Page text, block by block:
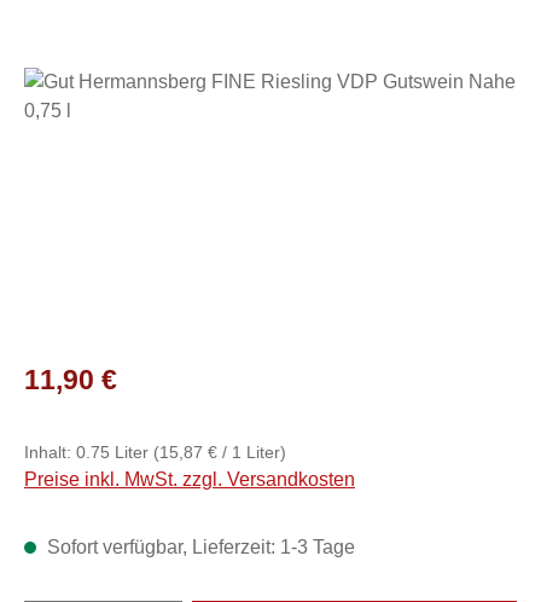
Bildergalerie überspringen
Regulärer Preis:
11,90 €
Inhalt: 0.75 Liter (15,87 € / 1 Liter)
Preise inkl. MwSt. zzgl. Versandkosten
Sofort verfügbar, Lieferzeit: 1-3 Tage